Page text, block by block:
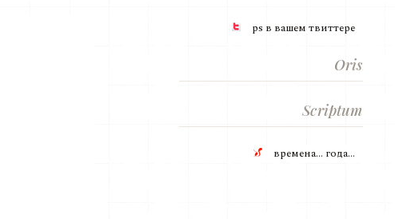
ps в вашем твиттере
Oris
Scriptum
времена... года...